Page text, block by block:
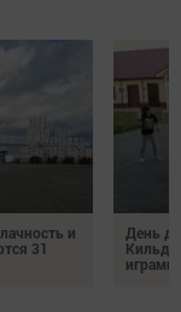
и
31
День
играми